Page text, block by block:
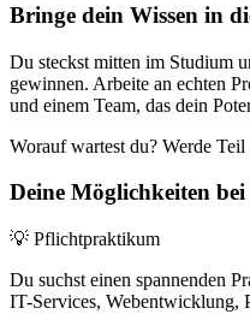
Bringe dein Wissen in
Du steckst mitten im Studium
gewinnen. Arbeite an echten
und einem Team, das dein
Worauf wartest du? Werde
Deine Möglichkeiten bei
💡 Pflichtpraktikum
Du suchst einen spannenden
IT-Services, Webentwicklung,